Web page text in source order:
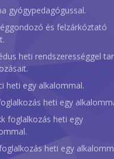
gyógypedagógussal.
és felzárkóztató
heti rendszerességgel
heti egy alkalommal.
heti egy
foglalkozás heti egy
heti egy